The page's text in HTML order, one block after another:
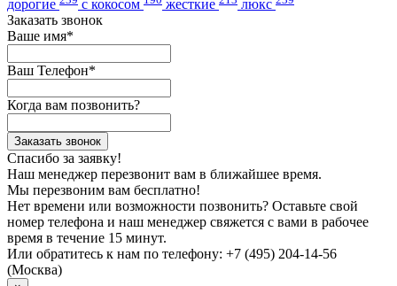
дорогие с кокосом жесткие люкс
Заказать звонок
Ваше имя*
Ваш Телефон*
Когда вам позвонить?
Заказать звонок
Спасибо за заявку!
Наш менеджер перезвонит вам в ближайшее время.
Мы перезвоним вам бесплатно!
Нет времени или возможности позвонить? Оставьте свой
номер телефона и наш менеджер свяжется с вами в рабочее
время в течение 15 минут.
Или обратитесь к нам по телефону: +7 (495) 204-14-56
(Москва)